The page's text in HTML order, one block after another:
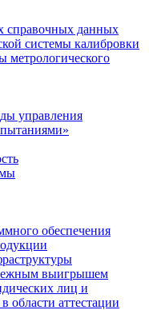
справочных данных
системы калибровки
метрологического
управления
обеспечения
выигрышем
лиц и
области аттестации